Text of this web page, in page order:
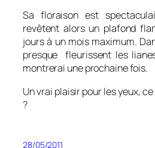
Sa floraison est
revêtent alors un plafond
jours à un mois maximum.
presque fleurissent les
montrerai une prochaine fois.
Un vrai plaisir pour les yeux,
?
28/05/2011